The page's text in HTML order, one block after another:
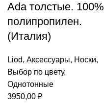
Ada толстые. 100%
полипропилен.
(Италия)
Liod, Аксессуары, Носки,
Выбор по цвету,
Однотонные
3950,00 ₽